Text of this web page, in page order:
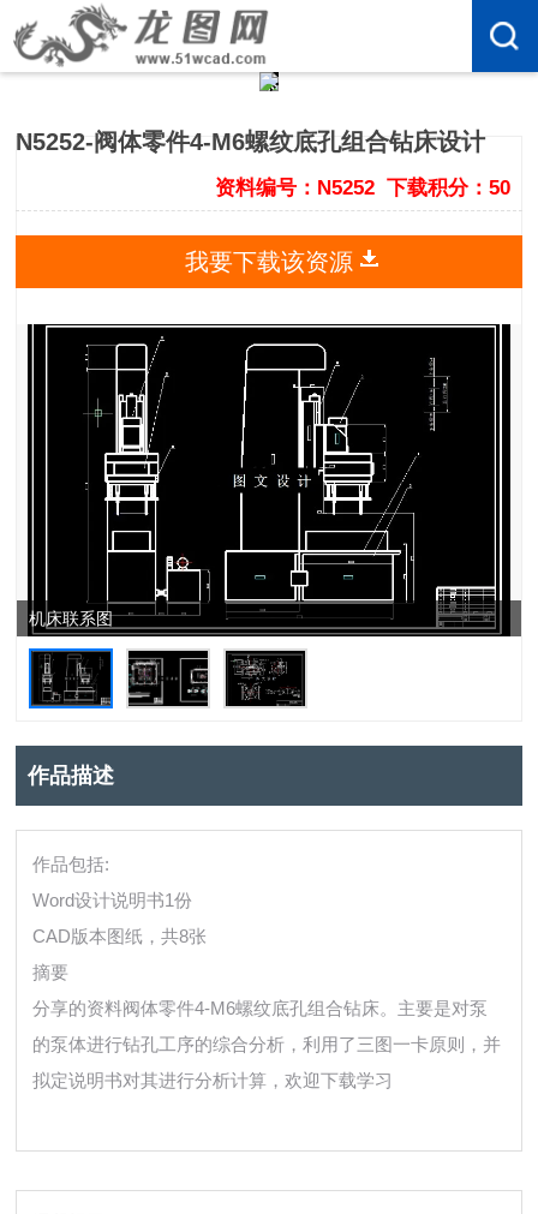
N5252-阀体零件4-M6螺纹底孔组合钻床设计
下载积分：50
资料编号：N5252
我要下载该资源
机床联系图
作品描述
作品包括:
Word设计说明书1份
CAD版本图纸，共8张
摘要
分享的资料阀体零件4-M6螺纹底孔组合钻床。主要是对泵
的泵体进行钻孔工序的综合分析，利用了三图一卡原则，并
拟定说明书对其进行分析计算，欢迎下载学习